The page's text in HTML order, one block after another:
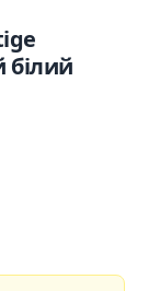
білий